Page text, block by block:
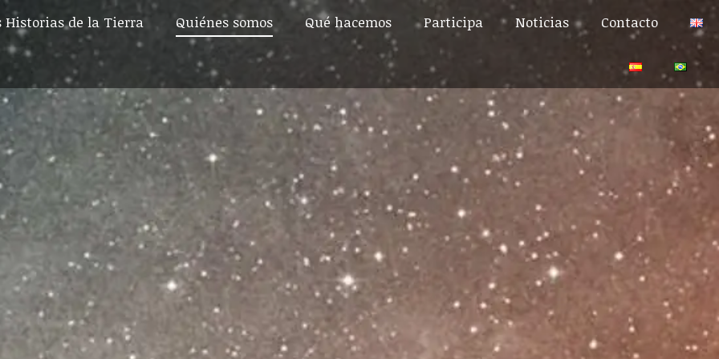
Historias de la Tierra Quiénes somos Qué hacemos Participa Noticias Contacto
Historias de la Tierra Quiénes somos Qué hacemos Participa Noticias Contacto